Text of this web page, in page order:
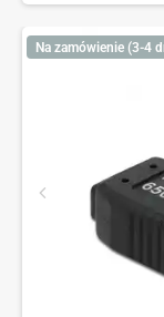
Na zamówienie (3-4